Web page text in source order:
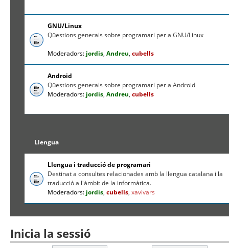
GNU/Linux
Qüestions generals sobre programari per a GNU/Linux
Moderadors: jordis,Andreu,cubells
Android
Qüestions generals sobre programari per a Android
Moderadors: jordis,Andreu,cubells
Llengua
Llengua i traducció de programari
Destinat a consultes relacionades amb la llengua catalana i la
traducció a l'àmbit de la informàtica.
Moderadors: jordis,cubells,xavivars
Inicia la sessió